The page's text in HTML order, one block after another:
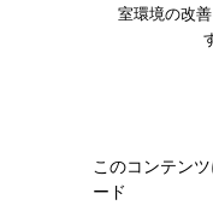
室環境の改
このコンテン
ード